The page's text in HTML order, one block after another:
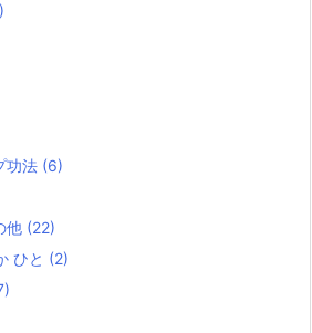
功法 (6)
他 (22)
ひと (2)